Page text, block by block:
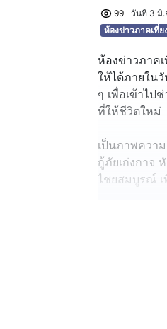
99
วันที่ 3 มิ.
ห้องข่าวภาคเที่ย
ห้องข่าวภาค
ให้ได้ภายใน
ๆ เพื่อเข้าไป
ที่ให้ชีวิตใหม่
เป็นภาพควา
กู้ภัยเก่งกาจ
ไชยสมบูรณ์
เมื่อวานนี้ทั้